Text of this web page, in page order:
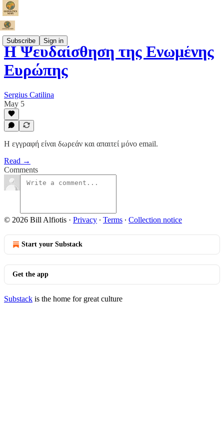
Subscribe Sign in
Η Ψευδαίσθηση της Ενωμένης
Ευρώπης
Sergius Catilina
May 5
Η εγγραφή είναι δωρεάν και απαιτεί μόνο email.
Read →
Comments
© 2026 Bill Alfiotis · Privacy ∙ Terms ∙ Collection notice
Start your Substack
Get the app
Substack is the home for great culture